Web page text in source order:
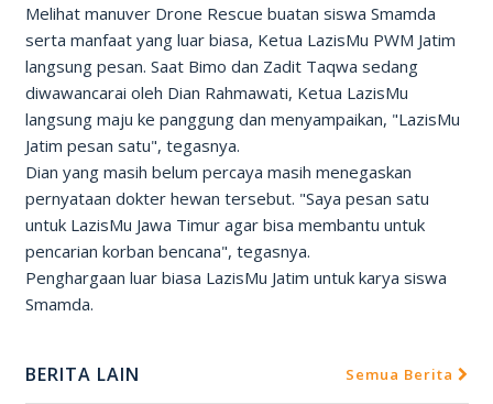
Melihat manuver Drone Rescue buatan siswa Smamda
serta manfaat yang luar biasa, Ketua LazisMu PWM Jatim
langsung pesan. Saat Bimo dan Zadit Taqwa sedang
diwawancarai oleh Dian Rahmawati, Ketua LazisMu
langsung maju ke panggung dan menyampaikan, "LazisMu
Jatim pesan satu", tegasnya.
Dian yang masih belum percaya masih menegaskan
pernyataan dokter hewan tersebut. "Saya pesan satu
untuk LazisMu Jawa Timur agar bisa membantu untuk
pencarian korban bencana", tegasnya.
Penghargaan luar biasa LazisMu Jatim untuk karya siswa
Smamda.
BERITA LAIN Semua Berita